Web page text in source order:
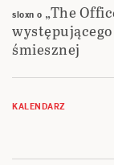
sloxn o „The
śmiesznej
KALENDARZ